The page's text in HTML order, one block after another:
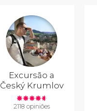
Excursão a
Český Krumlov
2118 opiniões